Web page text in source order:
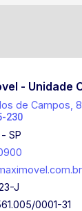
piscina/outros -
- Fossa
- Área de
Academia -
- Unidade
de Campos,
230
SP
J
0001-31